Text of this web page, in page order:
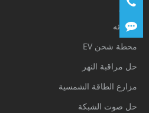
مطار
التجزئه
محطة شحن EV
حل مراقبة النهر
مزارع الطاقة الشمسية
حل صوت الشبكة